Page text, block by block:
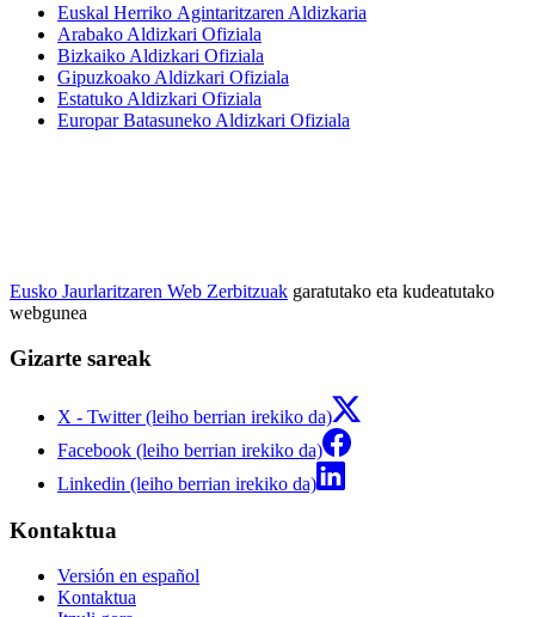
Euskal Herriko Agintaritzaren Aldizkaria
Arabako Aldizkari Ofiziala
Bizkaiko Aldizkari Ofiziala
Gipuzkoako Aldizkari Ofiziala
Estatuko Aldizkari Ofiziala
Europar Batasuneko Aldizkari Ofiziala
Eusko Jaurlaritzaren Web Zerbitzuak garatutako eta kudeatutako
webgunea
Gizarte sareak
X - Twitter (leiho berrian irekiko da)
Facebook (leiho berrian irekiko da)
Linkedin (leiho berrian irekiko da)
Kontaktua
Versión en español
Kontaktua